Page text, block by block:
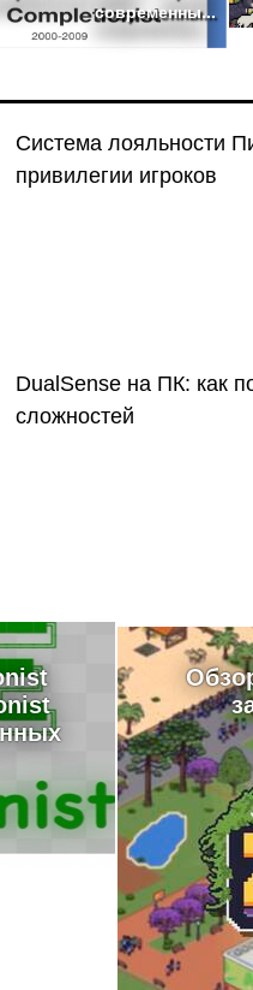
современны...
Система лояльности
привилегии игроков
DualSense на ПК: как
сложностей